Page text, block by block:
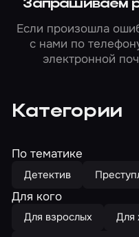
Запрашиваем
Если произошла
с нами по
электронной
Категории
По тематике
Детектив
Для кого
Для взрослых Для